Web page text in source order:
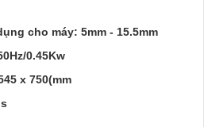
cho máy: 5mm - 15.5mm
0.45Kw
x 750(mm